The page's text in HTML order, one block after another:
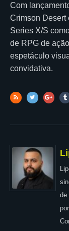
Com
Crimson Desert
Series X/S
de RPG de
espetáculo
convidativa.
de